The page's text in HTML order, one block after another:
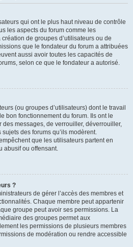
qui ont le plus haut niveau de contrôle
les aspects du forum comme les
de groupes d’utilisateurs ou de
que le fondateur du forum a attribuées
aussi avoir toutes les capacités de
selon ce que le fondateur a autorisé.
(ou groupes d’utilisateurs) dont le travail
bon fonctionnement du forum. Ils ont le
messages, de verrouiller, déverrouiller,
des forums qu’ils modèrent.
que les utilisateurs partent en
abusif ou offensant.
?
de gérer l’accès des membres et
Chaque membre peut appartenir
groupe peut avoir ses permissions. La
des groupes permet aux
les permissions de plusieurs membres
de modération ou rendre accessible